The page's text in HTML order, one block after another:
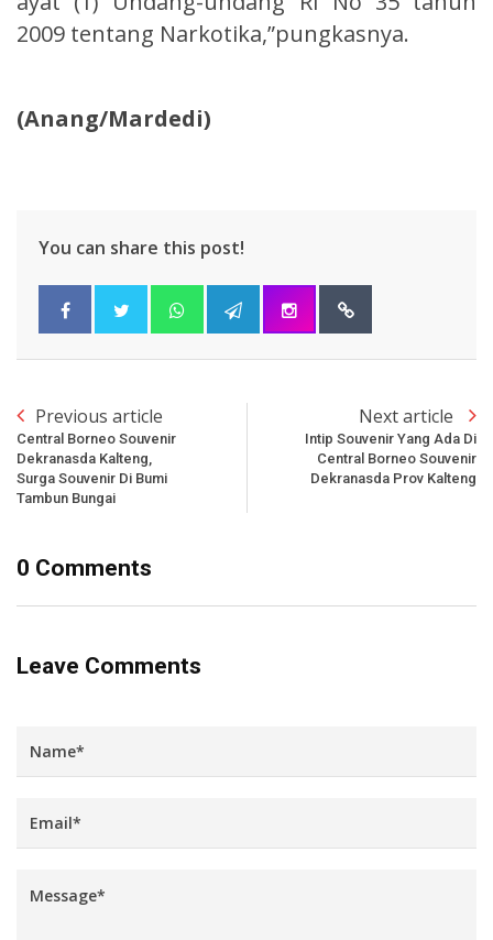
2009 tentang Narkotika,”pungkasnya.
(Anang/Mardedi)
You can share this post!
Previous article
Central Borneo Souvenir
Dekranasda Kalteng,
Surga Souvenir Di Bumi
Tambun Bungai
Next article
Intip Souvenir Yang Ada Di
Central Borneo Souvenir
Dekranasda Prov Kalteng
0 Comments
Leave Comments